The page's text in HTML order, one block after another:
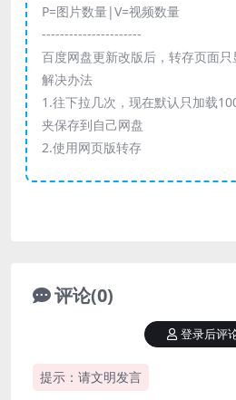
P=图片数量|V=视频数量
----------------------
百度网盘更新改版后，转存页面
解决办法
1.往下拉几次，现在默认只加载
夹保存到自己网盘
2.使用网页版转存
评论(0)
提示：请文明发言
登录后评